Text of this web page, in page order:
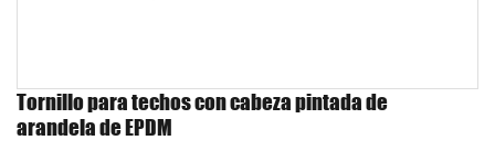
Tornillo para techos con cabeza pintada de
arandela de EPDM